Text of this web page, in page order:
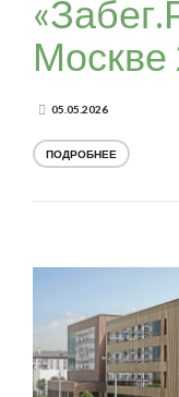
Москве
05.05.2026
ПОДРОБНЕЕ